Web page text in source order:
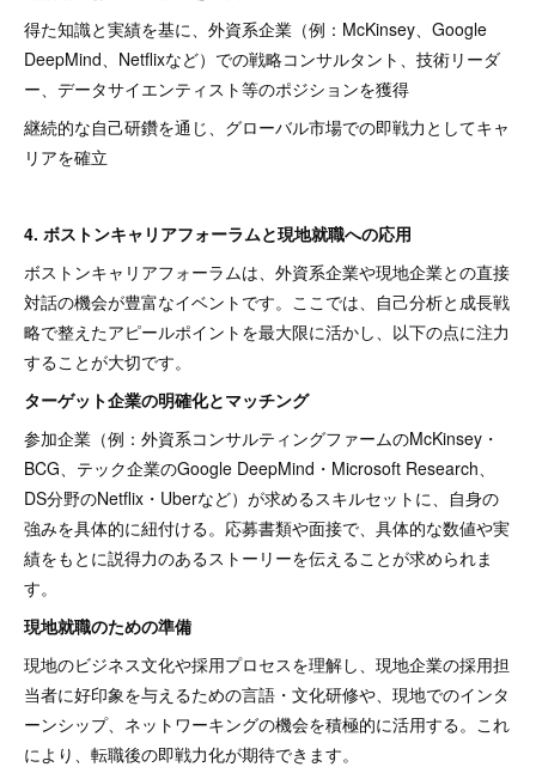
得た知識と実績を基に、外資系企業（例：McKinsey、Google
DeepMind、Netflixなど）での戦略コンサルタント、技術リーダ
ー、データサイエンティスト等のポジションを獲得
継続的な自己研鑽を通じ、グローバル市場での即戦力としてキャ
リアを確立
4. ボストンキャリアフォーラムと現地就職への応用
ボストンキャリアフォーラムは、外資系企業や現地企業との直接
対話の機会が豊富なイベントです。ここでは、自己分析と成長戦
略で整えたアピールポイントを最大限に活かし、以下の点に注力
することが大切です。
ターゲット企業の明確化とマッチング
参加企業（例：外資系コンサルティングファームのMcKinsey・
BCG、テック企業のGoogle DeepMind・Microsoft Research、
DS分野のNetflix・Uberなど）が求めるスキルセットに、自身の
強みを具体的に紐付ける。応募書類や面接で、具体的な数値や実
績をもとに説得力のあるストーリーを伝えることが求められま
す。
現地就職のための準備
現地のビジネス文化や採用プロセスを理解し、現地企業の採用担
当者に好印象を与えるための言語・文化研修や、現地でのインタ
ーンシップ、ネットワーキングの機会を積極的に活用する。これ
により、転職後の即戦力化が期待できます。